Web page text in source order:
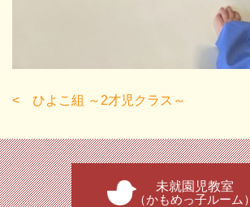
ひよこ組 ～2才児クラス～
未就園児教室
（かもめっ子ルーム）